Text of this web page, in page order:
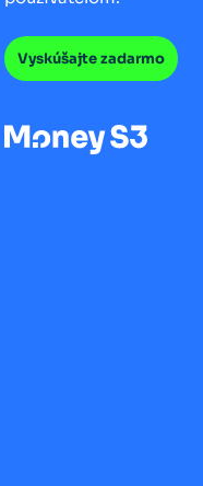
Vyskúšajte zadarmo